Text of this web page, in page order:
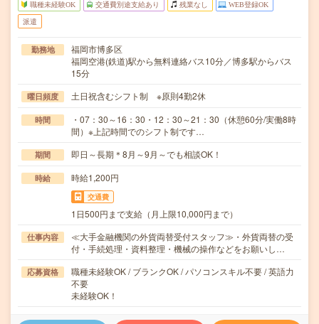
職種未経験OK 交通費別途支給あり 残業なし WEB登録OK
派遣
勤務地
福岡市博多区
福岡空港(鉄道)駅から無料連絡バス10分／博多駅からバス
15分
曜日頻度 土日祝含むシフト制 ※原則4勤2休
時間
・07：30～16：30・12：30～21：30（休憩60分/実働8時
間）※上記時間でのシフト制です…
期間 即日～長期＊8月～9月～でも相談OK！
時給 時給1,200円
交通費
1日500円まで支給（月上限10,000円まで）
仕事内容
≪大手金融機関の外貨両替受付スタッフ≫・外貨両替の受
付・手続処理・資料整理・機械の操作などをお願いし…
応募資格
職種未経験OK / ブランクOK / パソコンスキル不要 / 英語力
不要
未経験OK！